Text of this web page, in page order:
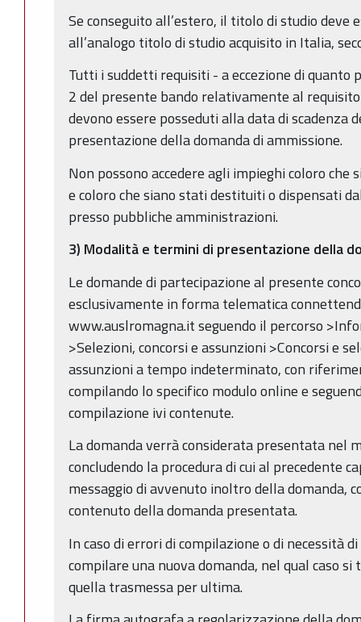
Se conseguito all’estero, il titolo di studio deve
all’analogo titolo di studio acquisito in Italia,
Tutti i suddetti requisiti - a eccezione di
2 del presente bando relativamente al
devono essere posseduti alla data di
presentazione della domanda di ammissione.
Non possono accedere agli impieghi coloro
e coloro che siano stati destituiti o dispensati
presso pubbliche amministrazioni.
3) Modalità e termini di presentazione della
Le domande di partecipazione al presente
esclusivamente in forma telematica
www.auslromagna.it seguendo il percorso
>Selezioni, concorsi e assunzioni >Concorsi e
assunzioni a tempo indeterminato, con
compilando lo specifico modulo online e
compilazione ivi contenute.
La domanda verrà considerata presentata nel
concludendo la procedura di cui al precedente
messaggio di avvenuto inoltro della domanda,
contenuto della domanda presentata.
In caso di errori di compilazione o di necessità
compilare una nuova domanda, nel qual caso
quella trasmessa per ultima.